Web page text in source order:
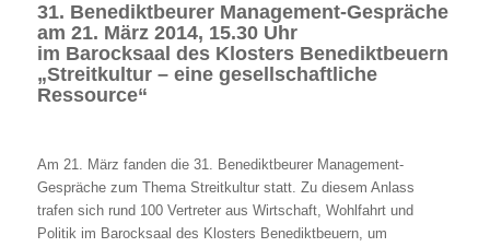
31. Benediktbeurer Management-Gespräche
am 21. März 2014, 15.30 Uhr
im Barocksaal des Klosters Benediktbeuern
„Streitkultur – eine gesellschaftliche
Ressource“
Am 21. März fanden die 31. Benediktbeurer Management-
Gespräche zum Thema Streitkultur statt. Zu diesem Anlass
trafen sich rund 100 Vertreter aus Wirtschaft, Wohlfahrt und
Politik im Barocksaal des Klosters Benediktbeuern, um